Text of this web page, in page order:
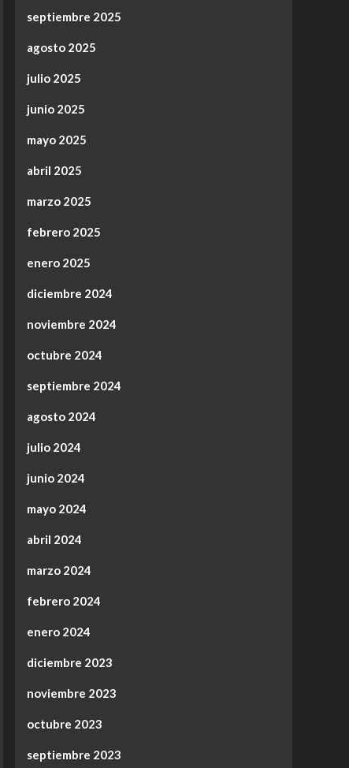
septiembre 2025
agosto 2025
julio 2025
junio 2025
mayo 2025
abril 2025
marzo 2025
febrero 2025
enero 2025
diciembre 2024
noviembre 2024
octubre 2024
septiembre 2024
agosto 2024
julio 2024
junio 2024
mayo 2024
abril 2024
marzo 2024
febrero 2024
enero 2024
diciembre 2023
noviembre 2023
octubre 2023
septiembre 2023